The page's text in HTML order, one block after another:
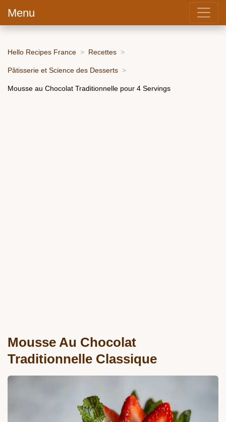
Menu
Hello Recipes France Recettes
Pâtisserie et Science des Desserts
Mousse au Chocolat Traditionnelle pour 4 Servings
Mousse Au Chocolat
Traditionnelle Classique